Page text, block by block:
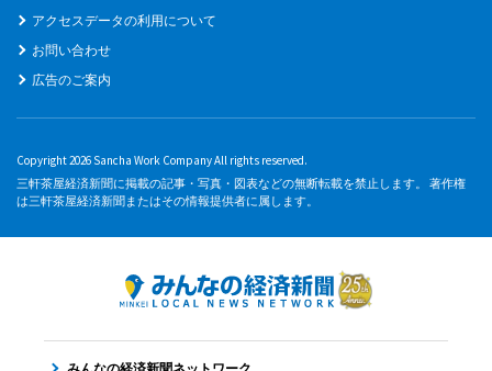
アクセスデータの利用について
お問い合わせ
広告のご案内
Copyright 2026 Sancha Work Company All rights reserved.
三軒茶屋経済新聞に掲載の記事・写真・図表などの無断転載を禁止します。 著作権
は三軒茶屋経済新聞またはその情報提供者に属します。
みんなの経済新聞ネットワーク